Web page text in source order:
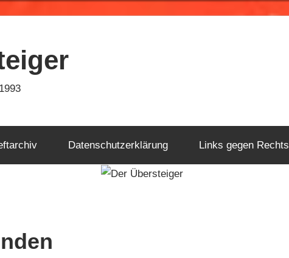
Datenschutzerklärung Links gegen Rechts